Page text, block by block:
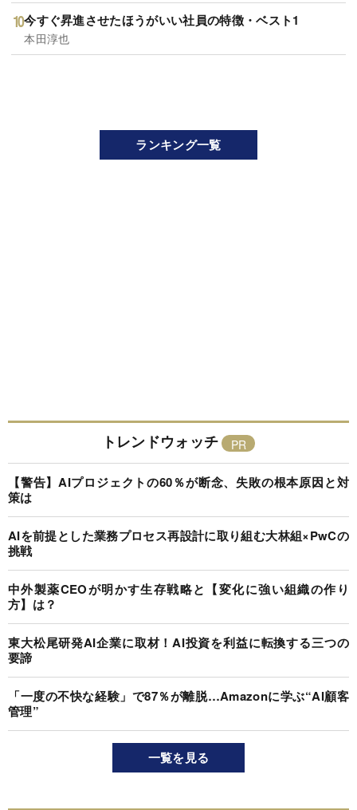
今すぐ昇進させたほうがいい社員の特徴・ベスト1
本田淳也
ランキング一覧
トレンドウォッチ
【警告】AIプロジェクトの60％が断念、失敗の根本原因と対
策は
AIを前提とした業務プロセス再設計に取り組む大林組×PwCの
挑戦
中外製薬CEOが明かす生存戦略と【変化に強い組織の作り
方】は？
東大松尾研発AI企業に取材！AI投資を利益に転換する三つの
要諦
「一度の不快な経験」で87％が離脱…Amazonに学ぶ“AI顧客
管理”
一覧を見る